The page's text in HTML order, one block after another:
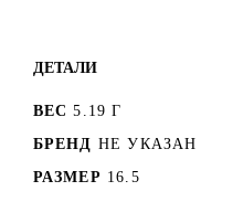
ДЕТАЛИ
ВЕС 5.19 Г
БРЕНД НЕ УКАЗАН
РАЗМЕР 16.5